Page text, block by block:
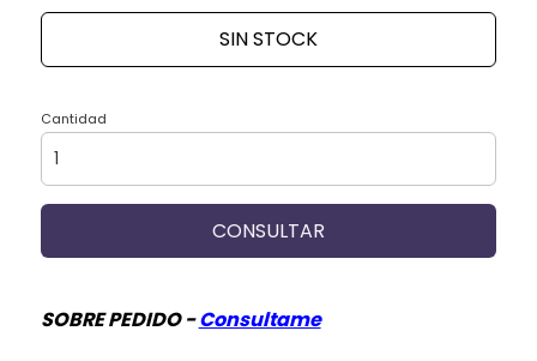
SIN STOCK
Cantidad
CONSULTAR
SOBRE PEDIDO -Consultame